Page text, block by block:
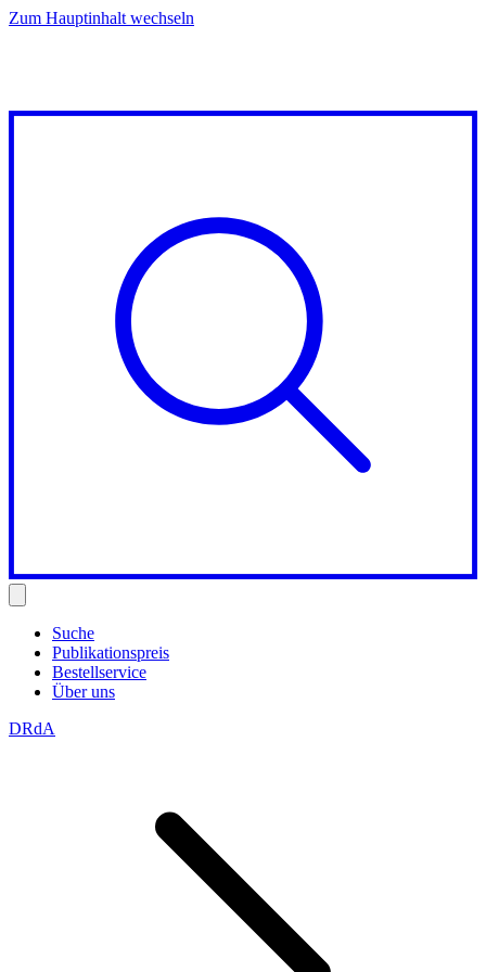
Zum Hauptinhalt wechseln
Suche
Publikationspreis
Bestellservice
Über uns
DRdA